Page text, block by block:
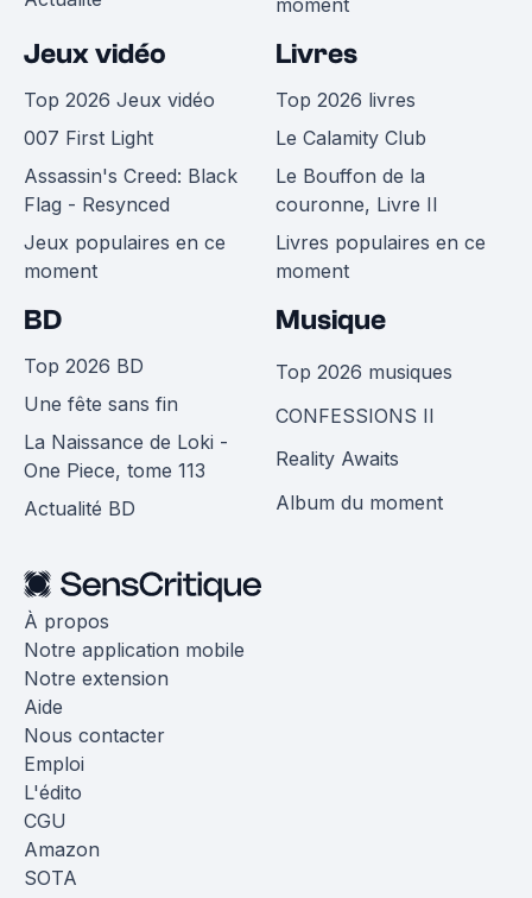
moment
Jeux vidéo
Top 2026 Jeux vidéo
007 First Light
Assassin's Creed: Black
Flag - Resynced
Jeux populaires en ce
moment
Livres
Top 2026 livres
Le Calamity Club
Le Bouffon de la
couronne, Livre II
Livres populaires en ce
moment
BD
Top 2026 BD
Une fête sans fin
La Naissance de Loki -
One Piece, tome 113
Actualité BD
Musique
Top 2026 musiques
CONFESSIONS II
Reality Awaits
Album du moment
À propos
Notre application mobile
Notre extension
Aide
Nous contacter
Emploi
L'édito
CGU
Amazon
SOTA